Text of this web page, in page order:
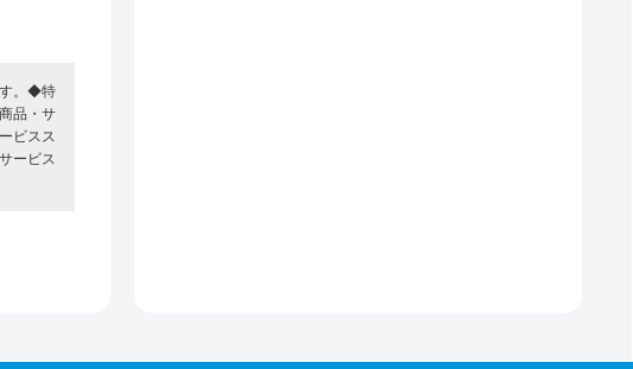
す。◆特
品・サ
ビスス
ービス